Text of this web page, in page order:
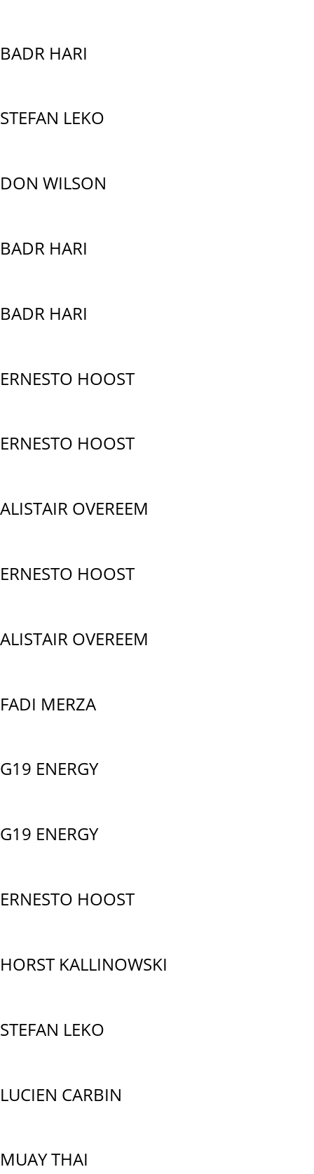
BADR HARI
STEFAN LEKO
DON WILSON
BADR HARI
BADR HARI
ERNESTO HOOST
ERNESTO HOOST
ALISTAIR OVEREEM
ERNESTO HOOST
ALISTAIR OVEREEM
FADI MERZA
G19 ENERGY
G19 ENERGY
ERNESTO HOOST
HORST KALLINOWSKI
STEFAN LEKO
LUCIEN CARBIN
MUAY THAI